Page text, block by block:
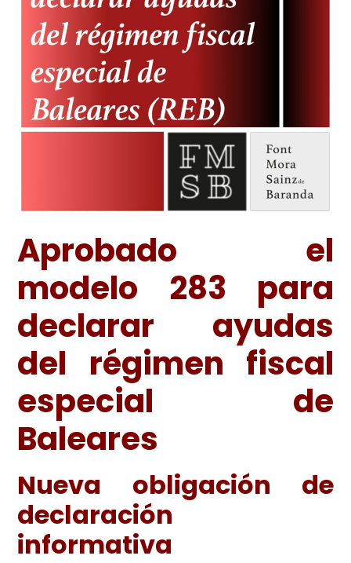
Aprobado el
modelo 283 para
declarar ayudas
del régimen fiscal
especial de
Baleares
Nueva obligación de
declaración
informativa